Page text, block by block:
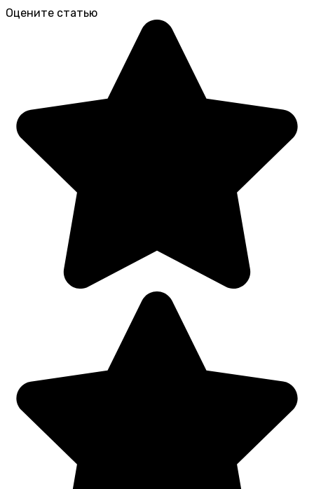
Оцените статью